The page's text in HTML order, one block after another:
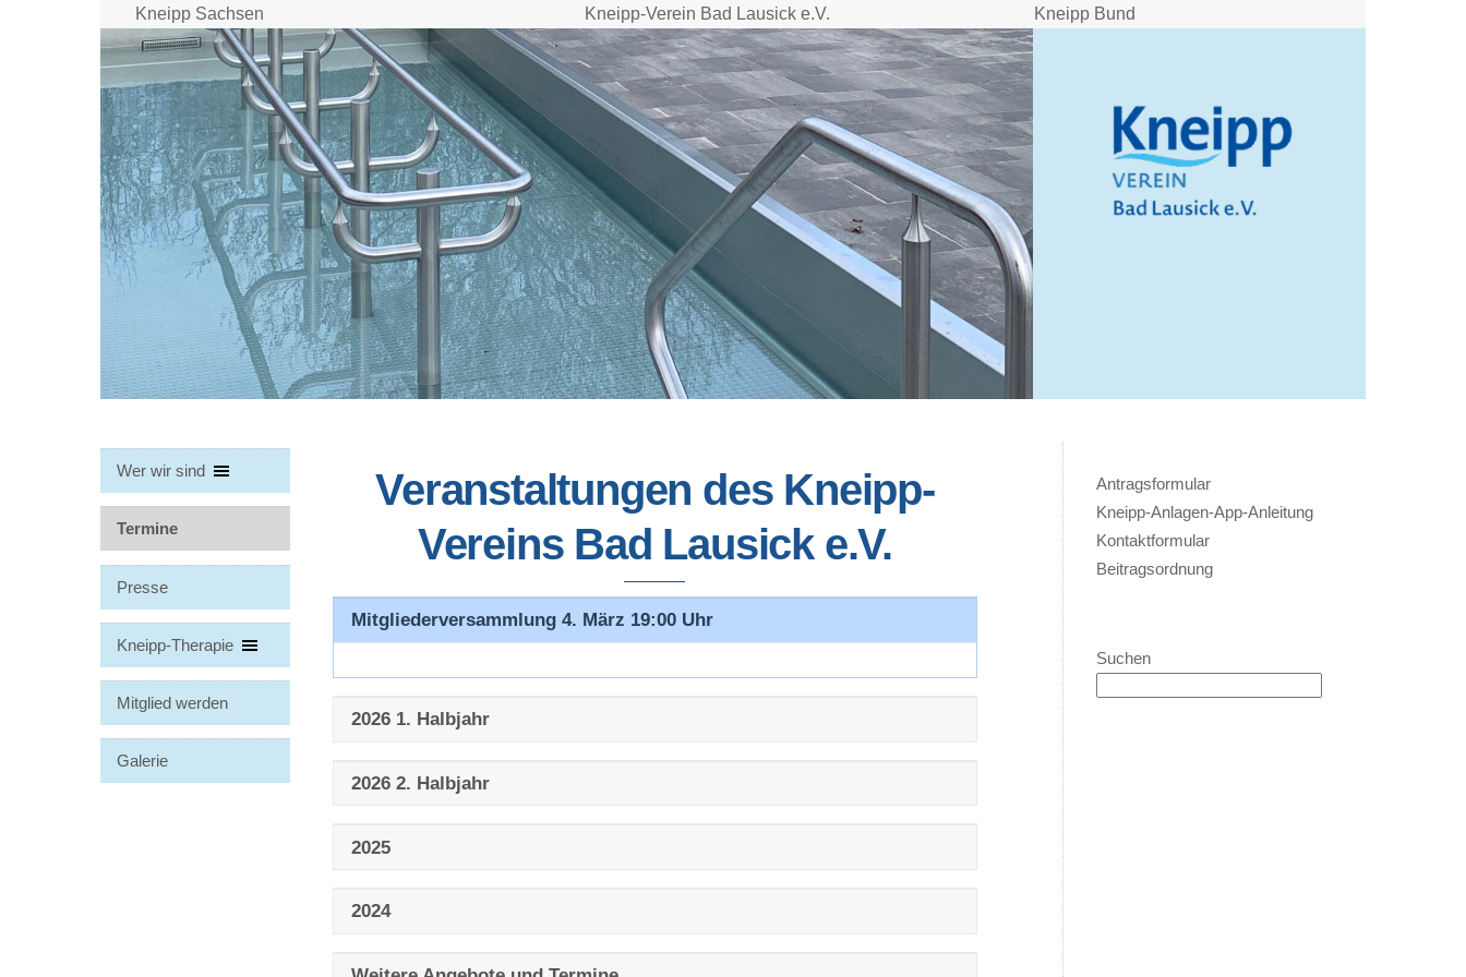
Kneipp Sachsen Kneipp-Verein Bad Lausick e.V. Kneipp Bund
Veranstaltungen des Kneipp-
Vereins Bad Lausick e.V.
Mitgliederversammlung 4. März 19:00 Uhr
2026 1. Halbjahr
2026 2. Halbjahr
2025
2024
Wer wir sind
Termine
Presse
Kneipp-Therapie
Mitglied werden
Galerie
Antragsformular
Kneipp-Anlagen-App-Anleitung
Kontaktformular
Beitragsordnung
Suchen